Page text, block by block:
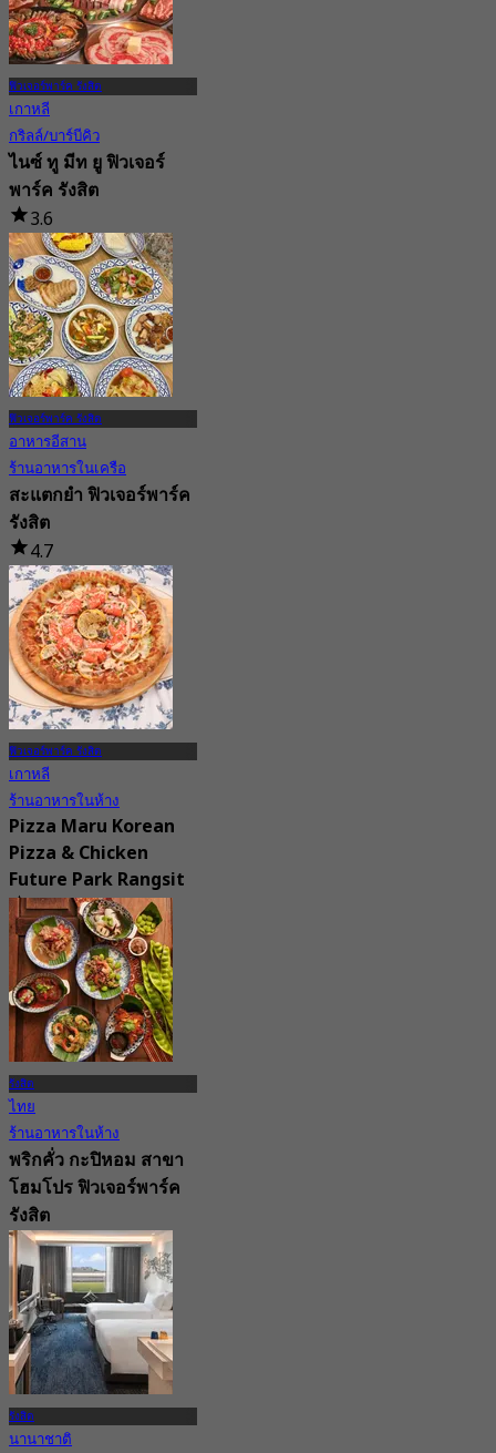
ฟิวเจอร์พาร์ค รังสิต
เกาหลี
กริลล์/บาร์บีคิว
ไนซ์ ทู มีท ยู ฟิวเจอร์
พาร์ค รังสิต
3.6
11 การจอง
จาก฿ 845
ฟิวเจอร์พาร์ค รังสิต
อาหารอีสาน
ร้านอาหารในเครือ
สะแตกยำ ฟิวเจอร์พาร์ค
รังสิต
4.7
11 การจอง
จาก฿ 416.66
ฟิวเจอร์พาร์ค รังสิต
เกาหลี
ร้านอาหารในห้าง
Pizza Maru Korean
Pizza & Chicken
Future Park Rangsit
4.8
4 การจอง
จาก฿ 447.5
รังสิต
ไทย
ร้านอาหารในห้าง
พริกคั่ว กะปิหอม สาขา
โฮมโปร ฟิวเจอร์พาร์ค
รังสิต
4.3
38 การจอง
จาก฿ 350
รังสิต
นานาชาติ